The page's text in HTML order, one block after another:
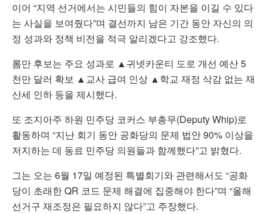
이어 “지역 선거에서는 시민들의 힘이 자본을 이길 수 있다
는 사실을 보여줬다”며 결선까지 남은 기간 동안 자신의 의
정 성과와 정책 비전을 적극 알리겠다고 강조했다.
롬만 후보는 주요 성과로 ▲귀넷카운티 도로 개선 예산 5
천만 달러 확보 ▲교사 급여 인상 ▲학교 재정 삭감 없는 재
산세 인하 등을 제시했다.
또 조지아주 하원 민주당 코커스 부총무(Deputy Whip)로
활동하며 “지난 회기 동안 공화당의 문제 법안 90% 이상을
저지하는 데 동료 민주당 의원들과 함께했다”고 밝혔다.
그는 오는 6월 17일 예정된 특별회기와 관련해서도 “공화
당이 초래한 QR 코드 문제 해결에 집중해야 한다”며 “올해
선거구 재조정은 필요하지 않다”고 주장했다.